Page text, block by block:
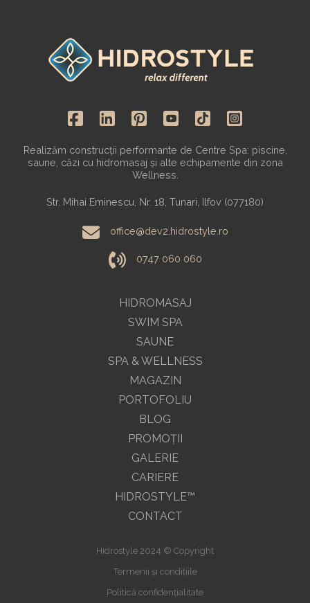
HIDROMASAJ
SWIM SPA
SAUNE
SPA & WELLNESS
MAGAZIN
Realizăm construcții performante de Centre Spa: piscine,
saune, căzi cu hidromasaj și alte echipamente din zona
Wellness.
Str. Mihai Eminescu, Nr. 18, Tunari, Ilfov (077180)
office@dev2.hidrostyle.ro
0747 060 060
PORTOFOLIU
BLOG
PROMOŢII
GALERIE
CARIERE
HIDROSTYLE™
CONTACT
Hidrostyle 2024 © Copyright
Termenii și condițiile
Politică confidențialitate